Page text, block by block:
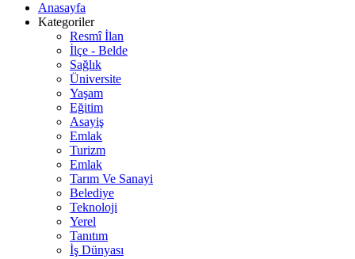
Anasayfa
Kategoriler
Resmî İlan
İlçe - Belde
Sağlık
Üniversite
Yaşam
Eğitim
Asayiş
Emlak
Turizm
Emlak
Tarım Ve Sanayi
Belediye
Teknoloji
Yerel
Tanıtım
İş Dünyası